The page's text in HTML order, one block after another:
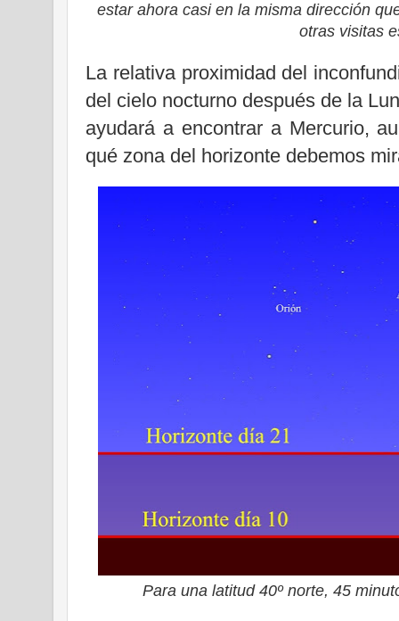
estar ahora casi en la misma dirección
otras visitas
La relativa proximidad del
del cielo nocturno después de la
ayudará a encontrar a Mercurio,
qué zona del horizonte debemos
Para una latitud 40º norte, 45